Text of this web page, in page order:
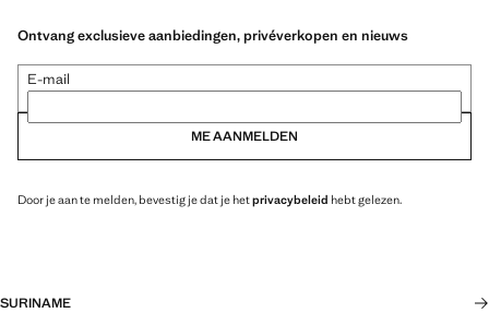
Ontvang exclusieve aanbiedingen, privéverkopen en nieuws
E-mail
ME AANMELDEN
Door je aan te melden, bevestig je dat je hetprivacybeleid hebt gelezen.
SURINAME